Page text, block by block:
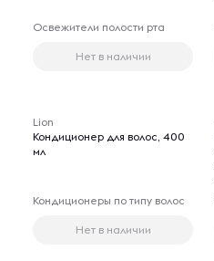
Освежители полости рта
Нет в наличии
Lion
Кондиционер для волос, 400
мл
Кондиционеры по типу волос
Нет в наличии